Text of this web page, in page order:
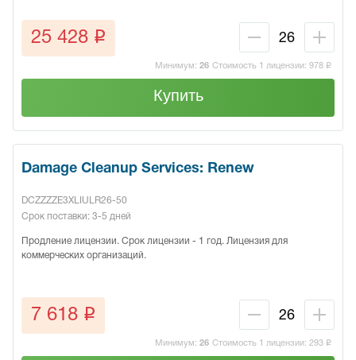
Минимум: 26 Стоимость 1 лицензии: 978 q
25 428 q
Купить
Damage Cleanup Services: Renew
DCZZZZE3XLIULR26-50
Срок поставки: 3-5 дней
Продление лицензии. Срок лицензии - 1 год. Лицензия для
коммерческих организаций.
Минимум: 26 Стоимость 1 лицензии: 293 q
7 618 q